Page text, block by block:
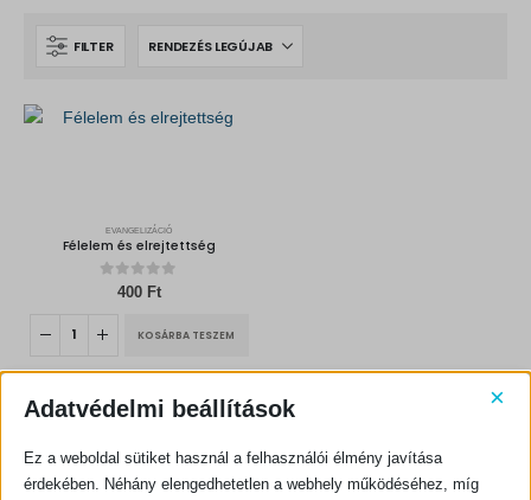
FILTER
EVANGELIZÁCIÓ
Félelem és elrejtettség
out of 5
400 Ft
KOSÁRBA TESZEM
Adatvédelmi beállítások ×
Ez a weboldal sütiket használ a felhasználói élmény javítása
érdekében. Néhány elengedhetetlen a webhely működéséhez, míg